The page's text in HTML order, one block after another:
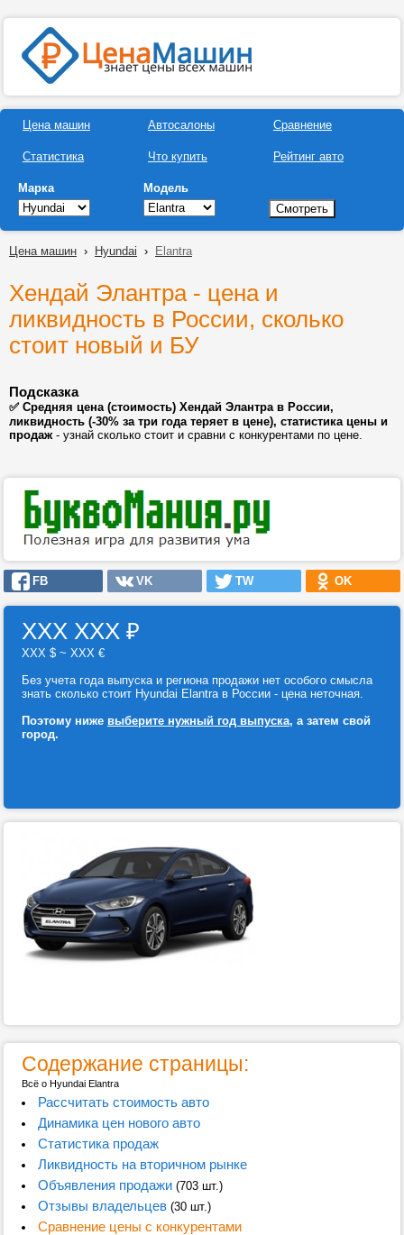
Цена машин
Статистика
Автосалоны
Что купить
Сравнение
Рейтинг авто
Марка Модель
Цена машин › Hyundai › Elantra
Хендай Элантра - цена и
ликвидность в России, сколько
стоит новый и БУ
Подсказка
✅ Средняя цена (стоимость) Хендай Элантра в России,
ликвидность (-30% за три года теряет в цене), статистика цены и
продаж- узнай сколько стоит и сравни с конкурентами по цене.
FB VK TW OK
ХХХ ХХХ ₽
ХХХ $ ~ ХХХ €
Без учета года выпуска и региона продажи нет особого смысла
знать сколько стоит Hyundai Elantra в России - цена неточная.
Поэтому ниже выберите нужный год выпуска, а затем свой
город.
Содержание страницы:
Всё о Hyundai Elantra
Рассчитать стоимость авто
Динамика цен нового авто
Статистика продаж
Ликвидность на вторичном рынке
Объявления продажи(703 шт.)
Отзывы владельцев(30 шт.)
Сравнение цены с конкурентами